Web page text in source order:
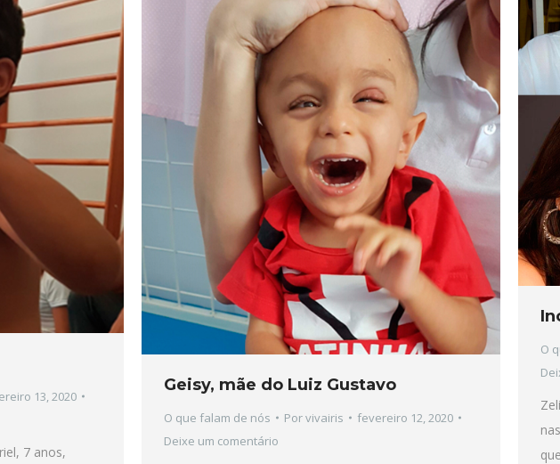
O
13, 2020
7 anos,
Geisy, mãe do Luiz Gustavo
O que falam de nós Porvivairis
fevereiro 12, 2020
Deixe um comentário